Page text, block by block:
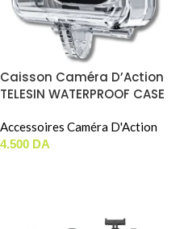
Caisson Caméra D’Action
TELESIN WATERPROOF CASE
PRO (OA-WTP-003)
Accessoires Caméra D'Action
4.500 DA